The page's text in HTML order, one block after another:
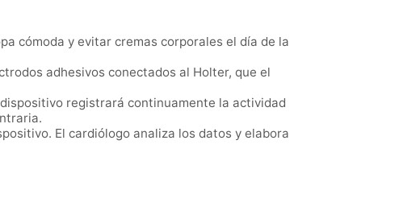
cómoda y evitar cremas corporales el día de la
adhesivos conectados al Holter, que el
registrará continuamente la actividad
El cardiólogo analiza los datos y elabora